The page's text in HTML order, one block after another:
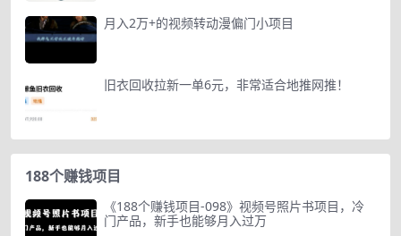
月入2万+的视频转动漫偏门小项目
旧衣回收拉新一单6元，非常适合地推网推！
188个赚钱项目
《188个赚钱项目-098》视频号照片书项目，冷
门产品，新手也能够月入过万